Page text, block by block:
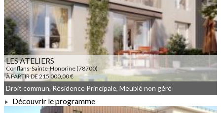
À PARTIR DE 370 000,00 €
LES ATELIERS
Conflans-Sainte-Honorine (78700)
À PARTIR DE 215 000,00 €
Droit commun, Résidence Principale, Meublé non géré
Découvrir le programme